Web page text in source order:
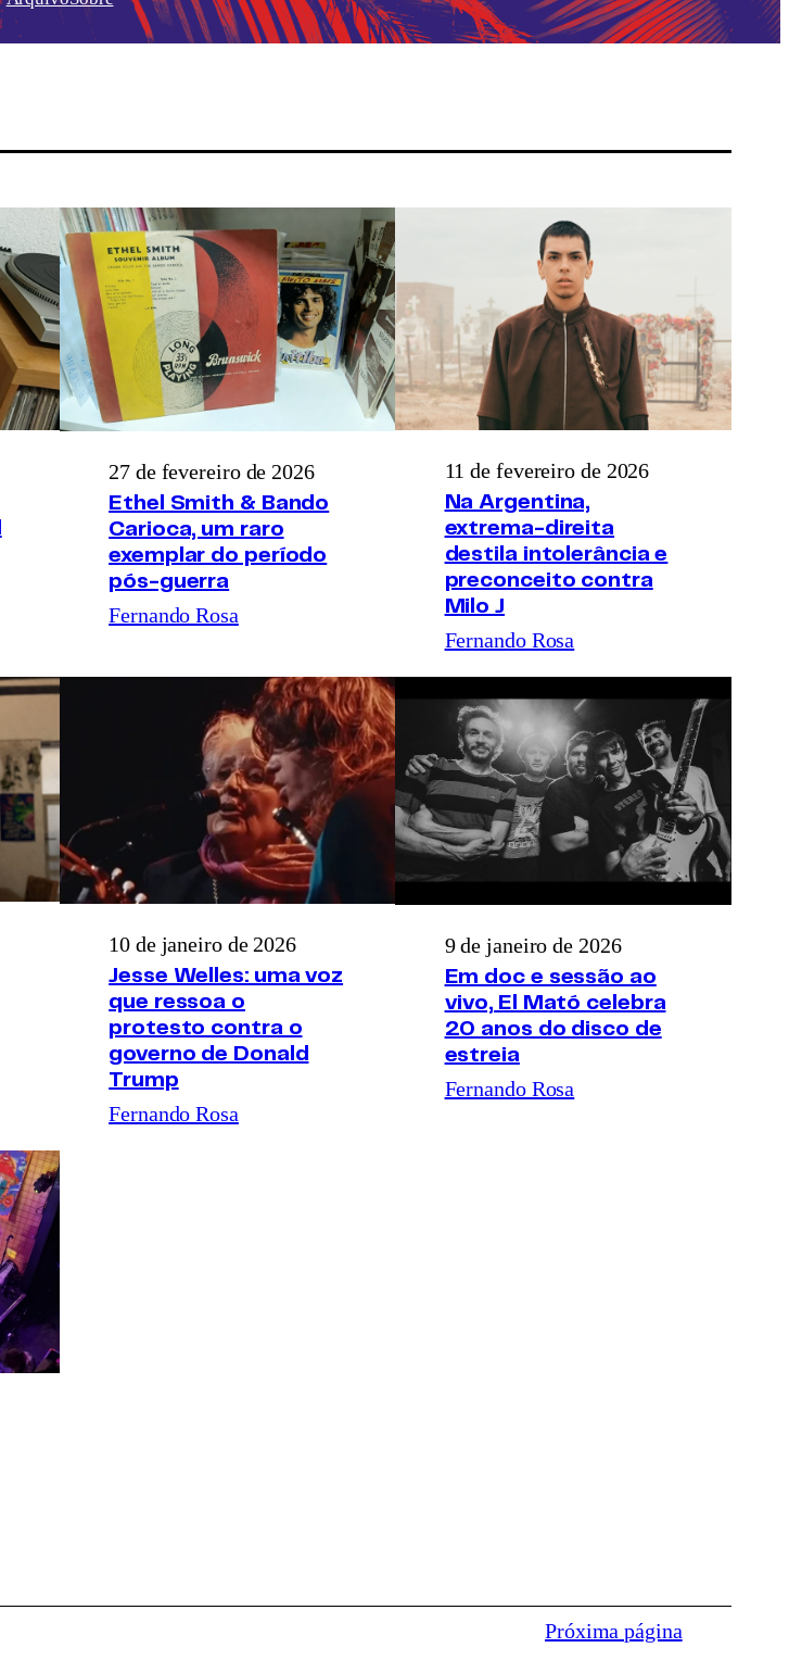
27 de fevereiro de 2026
Ethel Smith & Bando
Carioca, um raro
exemplar do período
pós-guerra
Fernando Rosa
11 de fevereiro de 2026
Na Argentina,
extrema-direita
destila intolerância e
preconceito contra
Milo J
Fernando Rosa
10 de janeiro de 2026
Jesse Welles: uma voz
que ressoa o
protesto contra o
governo de Donald
Trump
Fernando Rosa
9 de janeiro de 2026
Em doc e sessão ao
vivo, El Mató celebra
20 anos do disco de
estreia
Fernando Rosa
Próxima página